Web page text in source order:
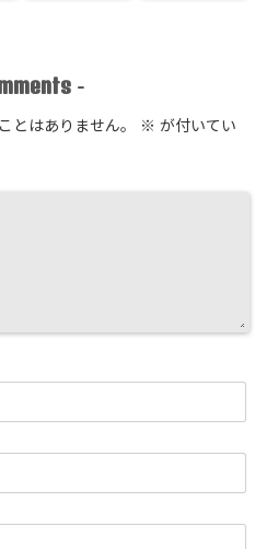
-
とはありません。 ※ が付いてい